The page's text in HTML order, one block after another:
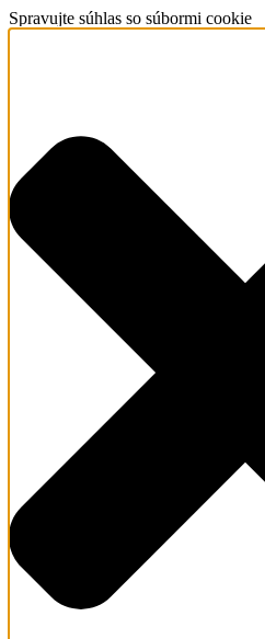
Spravujte súhlas so súbormi cookie